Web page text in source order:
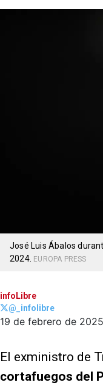
José Luis Ábalos
2024. EUROPA PRESS
infoLibre
@_infolibre
19 de febrero de 2025
El exministro de
cortafuegos del